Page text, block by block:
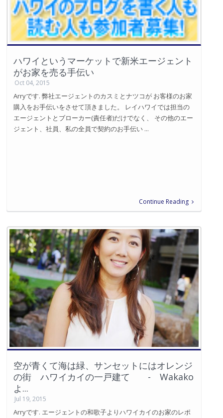
ハワイというマーケットで新米エージェント
がお家を売る手伝い
Oct 04, 2015
Arryです. 弊社エージェントのカスミとナツコが お客様のお家
購入をお手伝いをさせて頂きました。 レイハワイでは担当の
エージェントとブローカー(責任者)だけでなく、 その他のエー
ジェント、社員、私の全員で契約のお手伝い ...
Continue Reading
空が青くて海は緑、サンセットにはオレンジ
の街 ハワイカイの一戸建て - Wakako
よ...
Jul 19, 2015
Arryです. エージェントの和歌子よりハワイカイのお家のレポ